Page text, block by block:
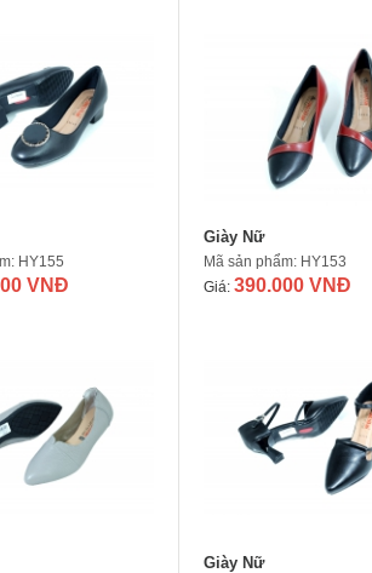
HY155
VNĐ
Giày Nữ
Mã sản phẩm: HY153
Giá: 390.000 VNĐ
Giày Nữ